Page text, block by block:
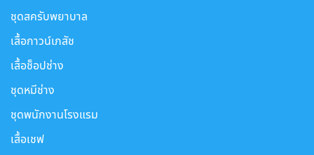
ชุดสครับพยาบาล
เสื้อกาวน์เภสัช
เสื้อช็อปช่าง
ชุดหมีช่าง
ชุดพนักงานโรงแรม
เสื้อเชฟ